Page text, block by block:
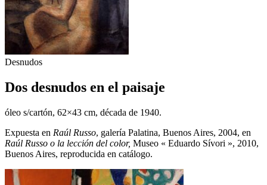
Desnudos
Dos desnudos en el paisaje
óleo s/cartón, 62×43 cm, década de 1940.
Expuesta en Raúl Russo, galería Palatina, Buenos Aires, 2004, en
Raúl Russo o la lección del color, Museo « Eduardo Sívori », 2010,
Buenos Aires, reproducida en catálogo.